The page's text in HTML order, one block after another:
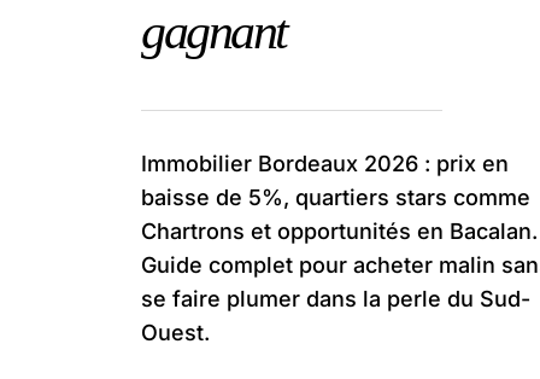
gagnant
Immobilier Bordeaux 2026 : prix en
baisse de 5%, quartiers stars comme
Chartrons et opportunités en Bacalan.
Guide complet pour acheter malin
se faire plumer dans la perle du Sud-
Ouest.